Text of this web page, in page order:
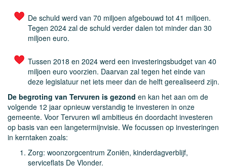
De schuld werd van 70 miljoen afgebouwd tot 41 miljoen.
Tegen 2024 zal de schuld verder dalen tot minder dan 30
miljoen euro.
Tussen 2018 en 2024 werd een investeringsbudget van 40
miljoen euro voorzien. Daarvan zal tegen het einde van
deze legislatuur net iets meer dan de helft gerealiseerd zijn.
De begroting van Tervuren is gezond en kan het aan om de
volgende 12 jaar opnieuw verstandig te investeren in onze
gemeente. Voor Tervuren wil ambitieus én doordacht investeren
op basis van een langetermijnvisie. We focussen op investeringen
in kerntaken zoals:
Zorg: woonzorgcentrum Zoniën, kinderdagverblijf,
serviceflats De Vlonder.